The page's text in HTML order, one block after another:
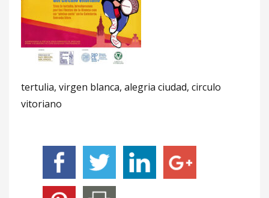
tertulia, virgen blanca, alegria ciudad, circulo
vitoriano